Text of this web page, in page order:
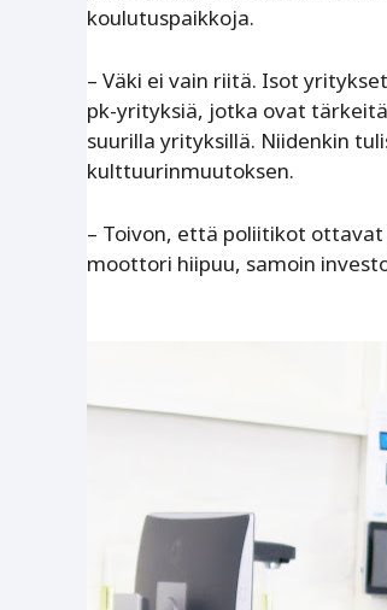
koulutuspaikkoja.
– Väki ei vain riitä. Isot
pk-yrityksiä, jotka ovat
suurilla yrityksillä. Niidenkin
kulttuurinmuutoksen.
– Toivon, että poliitikot
moottori hiipuu, samoin